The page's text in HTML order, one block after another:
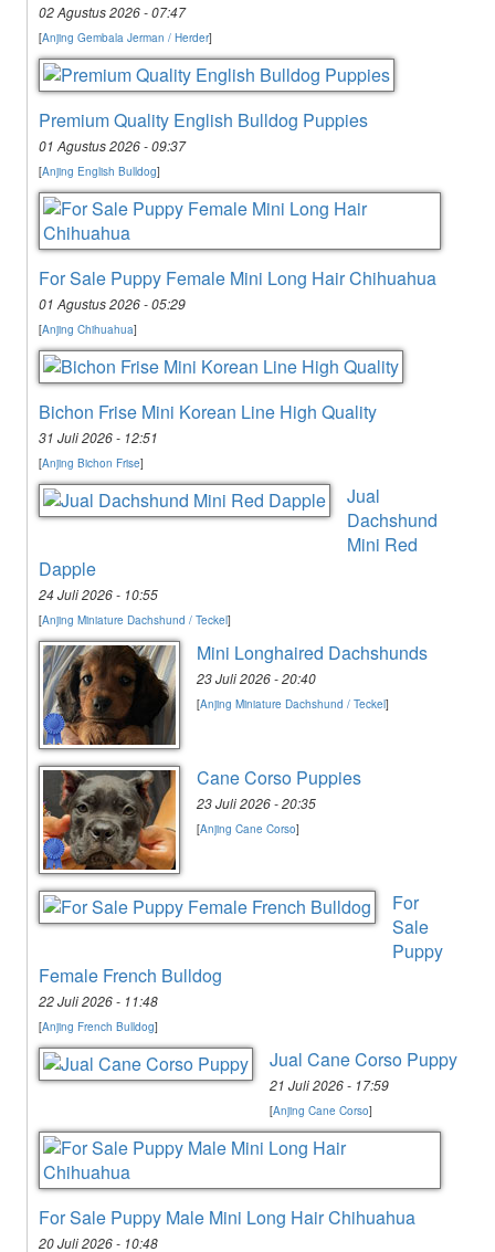
02 Agustus 2026 - 07:47
[Anjing Gembala Jerman / Herder]
Premium Quality English Bulldog Puppies
01 Agustus 2026 - 09:37
[Anjing English Bulldog]
For Sale Puppy Female Mini Long Hair Chihuahua
01 Agustus 2026 - 05:29
[Anjing Chihuahua]
Bichon Frise Mini Korean Line High Quality
31 Juli 2026 - 12:51
[Anjing Bichon Frise]
Jual
Dachshund
Mini Red
Dapple
24 Juli 2026 - 10:55
[Anjing Miniature Dachshund / Teckel]
Mini Longhaired Dachshunds
23 Juli 2026 - 20:40
[Anjing Miniature Dachshund / Teckel]
Cane Corso Puppies
23 Juli 2026 - 20:35
[Anjing Cane Corso]
For
Sale
Puppy
Female French Bulldog
22 Juli 2026 - 11:48
[Anjing French Bulldog]
Jual Cane Corso Puppy
21 Juli 2026 - 17:59
[Anjing Cane Corso]
For Sale Puppy Male Mini Long Hair Chihuahua
20 Juli 2026 - 10:48